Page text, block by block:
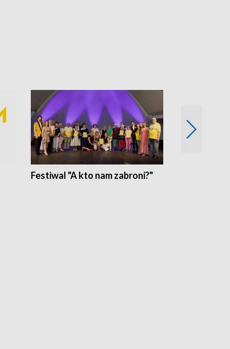
Festiwal "A kto nam zabroni?"